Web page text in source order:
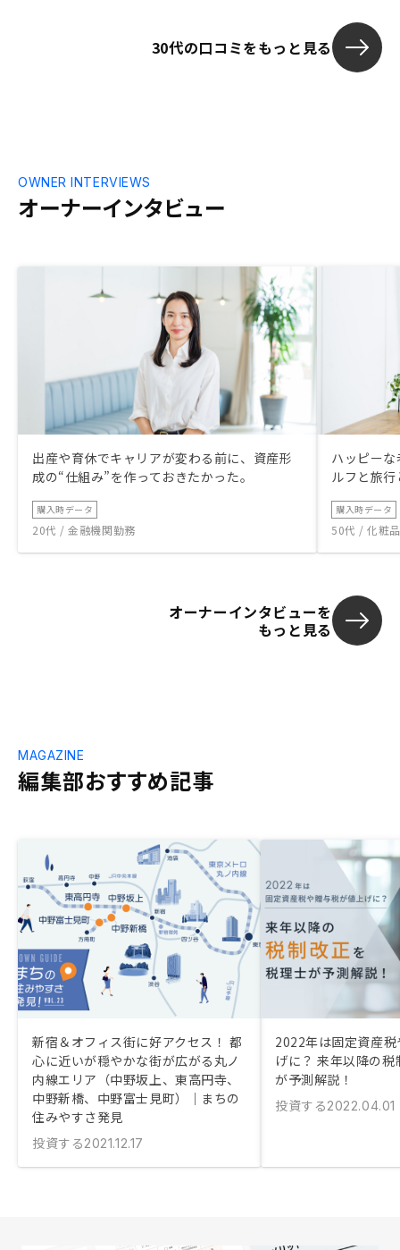
でできる点が良く購入を決定しました。エ
30代の口コミをもっと見る
オーナーインタビュー
OWNER INTERVIEWS
出産や育休でキャリアが変わる前に、資産形
成の“仕組み”を作っておきたかった。
購入時データ
20代 / 金融機関勤務
ハッピー
ルフと旅
購入時データ
50代 / 化粧
オーナーインタビューを
もっと見る
編集部おすすめ記事
MAGAZINE
新宿＆オフィス街に好アクセス！ 都
心に近いが穏やかな街が広がる丸ノ
内線エリア（中野坂上、東高円寺、
中野新橋、中野富士見町）｜まちの
住みやすさ発見
投資する2021.12.17
2022年は固定資産
げに？ 来年以降の
が予測解説！
投資する2022.04.01